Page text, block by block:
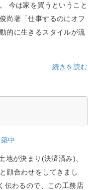
今は家を買うということ
尚著「仕事するのにオフ
的に生きるスタイルが流
続きを読む
中
地が決まり(決済済み)、
顔合わせをしてきまし
伝わるので、この工務店